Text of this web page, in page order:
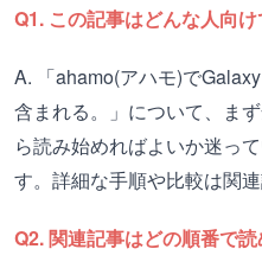
Q1. この記事はどんな人向け
A. 「ahamo(アハモ)で
含まれる。」について、ま
ら読み始めればよいか迷っ
す。詳細な手順や比較は関
Q2. 関連記事はどの順番で